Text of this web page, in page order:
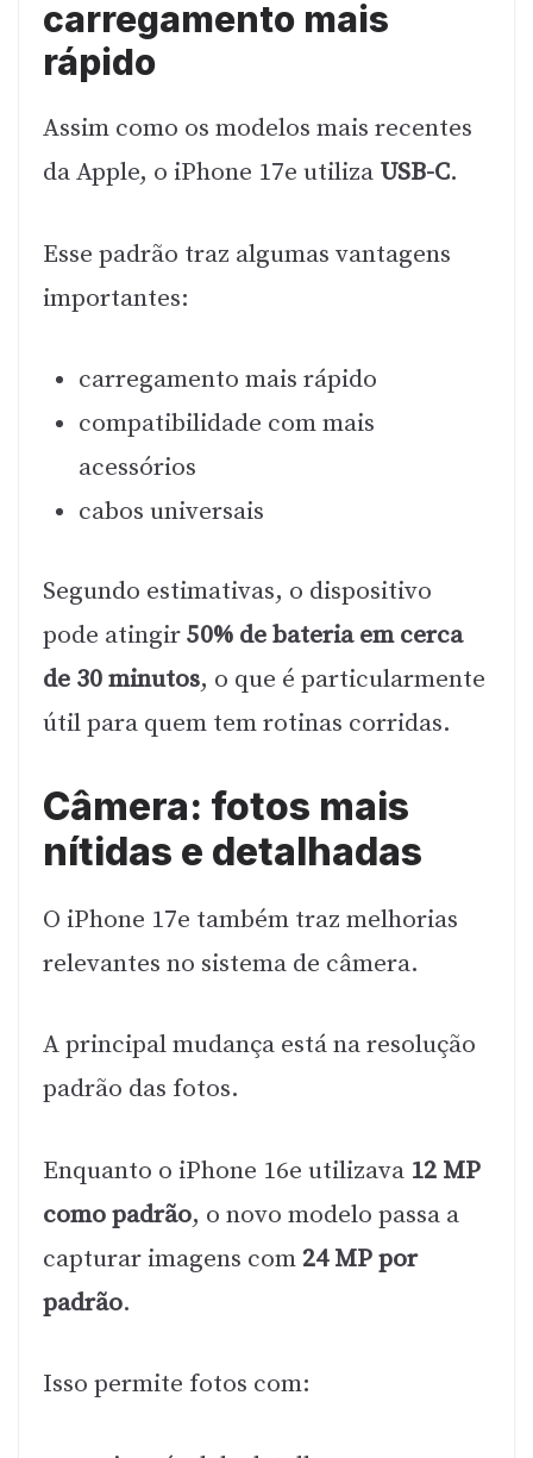
carregamento mais
rápido
Assim como os modelos mais recentes
da Apple, o iPhone 17e utiliza USB-C.
Esse padrão traz algumas vantagens
importantes:
carregamento mais rápido
compatibilidade com mais
acessórios
cabos universais
Segundo estimativas, o dispositivo
pode atingir50% de bateria em cerca
de 30 minutos, o que é particularmente
útil para quem tem rotinas corridas.
Câmera: fotos mais
nítidas e detalhadas
O iPhone 17e também traz melhorias
relevantes no sistema de câmera.
A principal mudança está na resolução
padrão das fotos.
Enquanto o iPhone 16e utilizava 12 MP
como padrão, o novo modelo passa a
capturar imagens com24 MP por
padrão.
Isso permite fotos com: